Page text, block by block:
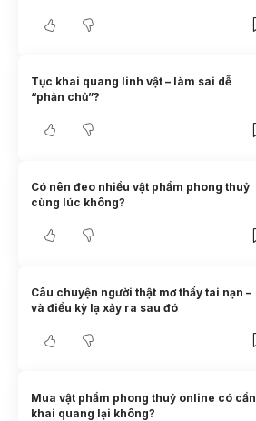
Tục khai quang linh vật – làm sai dễ
“phản chủ”?
Có nên đeo nhiều vật phẩm phong thuỷ
cùng lúc không?
Câu chuyện người thật mơ thấy tai nạn –
và điều kỳ lạ xảy ra sau đó
Mua vật phẩm phong thuỷ online có cần
khai quang lại không?